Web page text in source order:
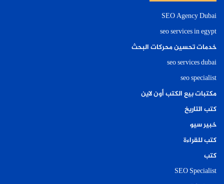
SEO Agency Dubai
seo services in egypt
خدمات تحسين محركات البحث
seo services dubai
seo specialist
مكتبات بيع الكتب أون لاين
كتب التاريخ
خبير سيو
كتب للقراءة
كتب
SEO Specialist